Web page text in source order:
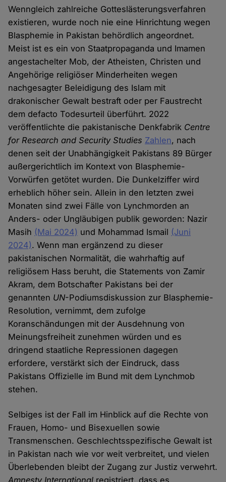
Wenngleich zahlreiche Gotteslästerungsverfahren
existieren, wurde noch nie eine Hinrichtung wegen
Blasphemie in Pakistan behördlich angeordnet.
Meist ist es ein von Staatpropaganda und Imamen
angestachelter Mob, der Atheisten, Christen und
Angehörige religiöser Minderheiten wegen
nachgesagter Beleidigung des Islam mit
drakonischer Gewalt bestraft oder per Faustrecht
dem defacto Todesurteil überführt. 2022
veröffentlichte die pakistanische Denkfabrik Centre
for Research and Security Studies Zahlen, nach
denen seit der Unabhängigkeit Pakistans 89 Bürger
außergerichtlich im Kontext von Blasphemie-
Vorwürfen getötet wurden. Die Dunkelziffer wird
erheblich höher sein. Allein in den letzten zwei
Monaten sind zwei Fälle von Lynchmorden an
Anders- oder Ungläubigen publik geworden: Nazir
Masih (Mai 2024) und Mohammad Ismail (Juni
2024). Wenn man ergänzend zu dieser
pakistanischen Normalität, die wahrhaftig auf
religiösem Hass beruht, die Statements von Zamir
Akram, dem Botschafter Pakistans bei der
genannten UN-Podiumsdiskussion zur Blasphemie-
Resolution, vernimmt, dem zufolge
Koranschändungen mit der Ausdehnung von
Meinungsfreiheit zunehmen würden und es
dringend staatliche Repressionen dagegen
erfordere, verstärkt sich der Eindruck, dass
Pakistans Offizielle im Bund mit dem Lynchmob
stehen.
Selbiges ist der Fall im Hinblick auf die Rechte von
Frauen, Homo- und Bisexuellen sowie
Transmenschen. Geschlechtsspezifische Gewalt ist
in Pakistan nach wie vor weit verbreitet, und vielen
Überlebenden bleibt der Zugang zur Justiz verwehrt.